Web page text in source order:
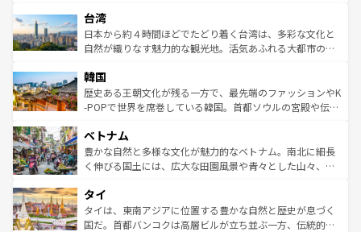
ならではの贅沢な旅のスタイルだ。 なお、新着のアメリカ
情報はコンテンツ一覧を参照してほしい。
れるおもてなしの心で訪れる人々を迎えてくれるハワイの
人々、おいしいローカルフードやハワイアンミュージッ
ク、伝統的なフラダンスなど、すべてがハワイの魅力を彩
ワイを、存分に味わってほしい。 なお、新着のハワイ情報
はコンテンツ一覧を参照してほしい。
リアリーフや大陸中央部にそびえるウルル（エアーズロッ
ク）、タスマニアの美しい原生林やケアンズの熱帯雨林な
ど、見どころがたくさん。また、カフェやワイン、オージ
いる。アクティビティも充実しており、サーフィンやダイ
ビング、ハイキングなど、アウトドア好きにはたまらな
い。オーストラリアの多彩な魅力を存分に味わいつくそ
参照してほしい。
台湾
日本から約４時間ほどでたどり着く台湾は、多彩な文化と
自然が織りなす魅力的な観光地。活気あふれる大都市の台
ン）、静ひつな山岳地帯である台湾東部など、都市の喧騒
と山間の静けさが共存しており、訪れる人に新しい発見と
驚きをもたらしてくれる。また、奥深い台湾の食文化も魅
容にもいいと評判のスイーツなど、バラエティ豊かな料理
が味わえる。 なお、新着の台湾情報は コンテンツ一覧を参
照してほしい。
韓国
歴史ある王朝文化が残る一方で、最先端のファッションやK
-POPで世界を席巻している韓国。首都ソウルの宮殿や伝統
き、地方に足を延ばせば四季折々の自然美を楽しむことが
できる。そして、キムチや焼肉、絶品のストリートフード
まで、さまざまな韓国料理が待っている。夜には、韓国な
リティに包まれながら、韓国の多彩な魅力を心ゆくまで味
わってみてほしい。 なお、新着の韓国情報はコンテンツ一
覧を参照してほしい。
ベトナム
豊かな自然と多様な文化が魅力的なベトナム。南北に細長
く伸びる国土には、広大な田園風景や青々とした山々、世
急速な発展と共に伝統が息づく。ハノイの古い町並みやホ
ーチミン市のフランス統治時代の建物も、独特の雰囲気を
醸し出している。また、バラエティの豊かさとおいしさで
タイ
タイは、東南アジアに位置する豊かな自然と歴史が息づく
国だ。首都バンコクは高層ビルが立ち並ぶ一方、伝統的な